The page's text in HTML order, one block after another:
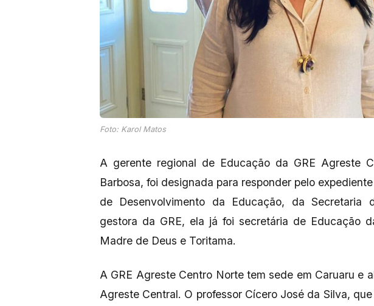
Foto: Karol Matos
A gerente regional de Educação da GRE Agreste
Barbosa, foi designada para responder pelo
de Desenvolvimento da Educação, da Secretaria
gestora da GRE, ela já foi secretária de Educação
Madre de Deus e Toritama.
A GRE Agreste Centro Norte tem sede em Caruaru e
Agreste Central. O professor Cícero José da Silva,